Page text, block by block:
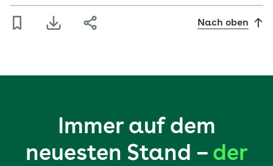
Nach oben
Immer auf dem
neuesten Stand – der